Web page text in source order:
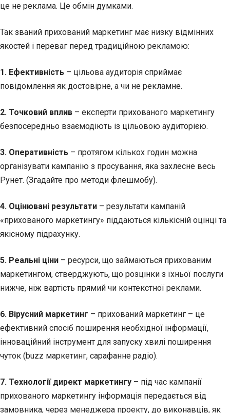
це не реклама. Це обмін думками.
Так званий прихований маркетинг має низку відмінних
якостей і переваг перед традиційною рекламою:
1. Ефективність – цільова аудиторія сприймає
повідомлення як достовірне, а чи не рекламне.
2. Точковий вплив – експерти прихованого маркетингу
безпосередньо взаємодіють із цільовою аудиторією.
3. Оперативність – протягом кількох годин можна
організувати кампанію з просування, яка захлесне весь
Рунет. (Згадайте про методи флешмобу).
4. Оцінювані результати – результати кампаній
«прихованого маркетингу» піддаються кількісній оцінці та
якісному підрахунку.
5. Реальні ціни – ресурси, що займаються прихованим
маркетингом, стверджують, що розцінки з їхньої послуги
нижче, ніж вартість прямий чи контекстної реклами.
6. Вірусний маркетинг – прихований маркетинг – це
ефективний спосіб поширення необхідної інформації,
інноваційний інструмент для запуску хвилі поширення
чуток (buzz маркетинг, сарафанне радіо).
7. Технології директ маркетингу – під час кампанії
прихованого маркетингу інформація передається від
замовника, через менеджера проекту, до виконавців, як